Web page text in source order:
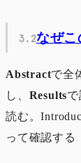
なぜこ
Abstractで全
し、 Resultsで
読む。
って確認する